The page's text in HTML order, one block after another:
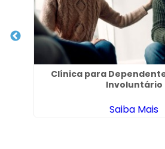
Clínica para
Involuntário
Saiba Mais